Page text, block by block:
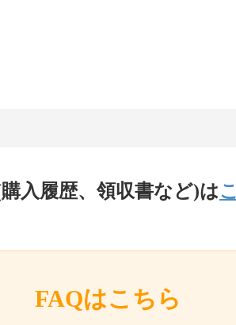
入履歴、領収書など)は
FAQはこちら